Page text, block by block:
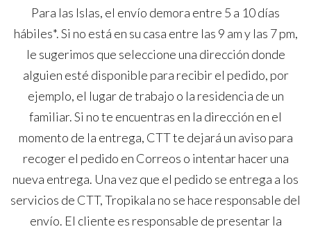
Para las Islas, el envío demora entre 5 a 10 días
hábiles*. Si no está en su casa entre las 9 am y las 7 pm,
le sugerimos que seleccione una dirección donde
alguien esté disponible para recibir el pedido, por
ejemplo, el lugar de trabajo o la residencia de un
familiar. Si no te encuentras en la dirección en el
momento de la entrega, CTT te dejará un aviso para
recoger el pedido en Correos o intentar hacer una
nueva entrega. Una vez que el pedido se entrega a los
servicios de CTT, Tropikala no se hace responsable del
envío. El cliente es responsable de presentar la